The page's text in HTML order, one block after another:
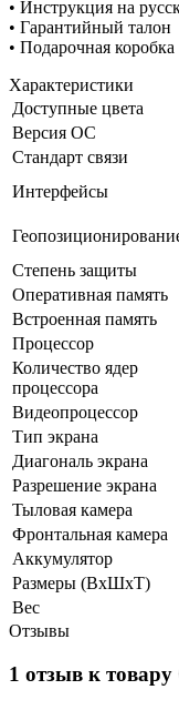
• Инструкция на
• Гарантийный талон
• Подарочная коробка
Характеристики
Доступные цвета
Версия ОС
Стандарт связи
Интерфейсы
Степень защиты
Оперативная память
Встроенная память
Процессор
Количество ядер
процессора
Видеопроцессор
Тип экрана
Диагональ экрана
Разрешение экрана
Тыловая камера
Фронтальная камера
Аккумулятор
Размеры (ВxШxТ)
Вес
Отзывы
1 отзыв к